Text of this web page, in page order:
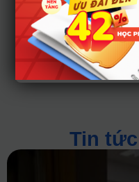
môn
được
Tin